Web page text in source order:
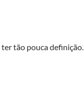
tão pouca definição.